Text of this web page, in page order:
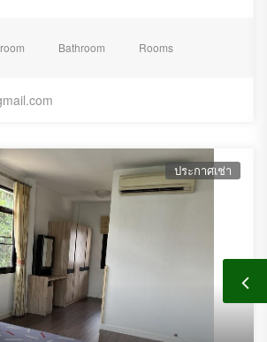
Bathroom Rooms
ประกาศเช่า